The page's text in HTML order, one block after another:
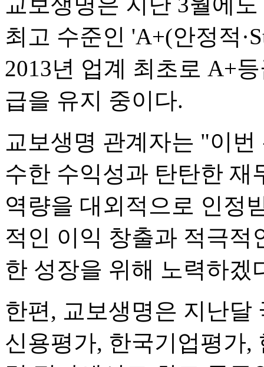
최고 수준인 'A+(안정적
2013년 업계 최초로 A+
급을 유지 중이다.
교보생명 관계자는 "이
수한 수익성과 탄탄한 재
역량을 대외적으로 인정
적인 이익 창출과 적극적
한 성장을 위해 노력하겠
한편, 교보생명은 지난달
신용평가, 한국기업평가,